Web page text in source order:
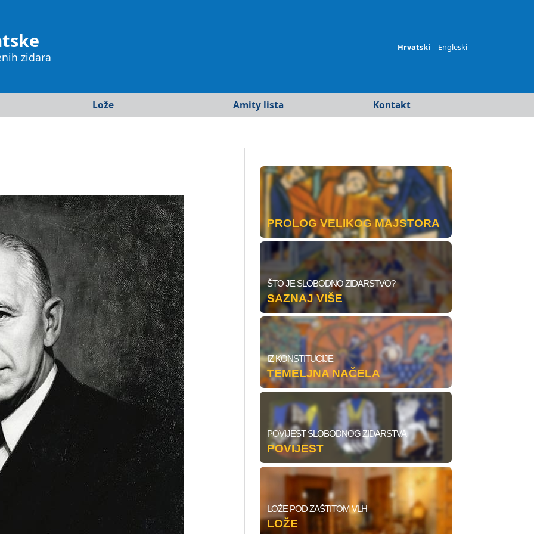
zidara
Hrvatski | Engleski
Lože
Rijeka
Amity lista
SAD
Južna Amerika
Kontakt
PROLOG VELIKOG MAJSTORA
ŠTO JE SLOBODNO ZIDARSTVO?
SAZNAJ VIŠE
IZ KONSTITUCIJE
TEMELJNA NAČELA
POVIJEST SLOBODNOG ZIDARSTVA
POVIJEST
LOŽE POD ZAŠTITOM VLH
LOŽE